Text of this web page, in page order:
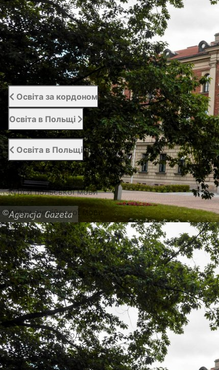
Портал освіти за кордоном
Вступний сервіс
Підтримка студентів | Student Support
Відгуки
Освіта за кордоном
Освіта в Польщі
Освіта в Польщі
Вища освіта в Польщі
Курси польської мови
Курси англійської мови
Абітурієнту
Каталог гуртожитків
Університети Варшави
Університети Вроцлава
Університети Любліна
Університети Лодзі
Університети Кракова